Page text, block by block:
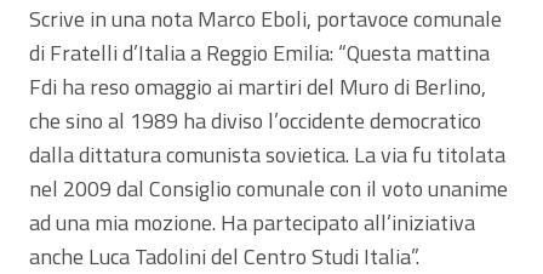
Scrive in una nota Marco Eboli, portavoce comunale
di Fratelli d’Italia a Reggio Emilia: “Questa mattina
Fdi ha reso omaggio ai martiri del Muro di Berlino,
che sino al 1989 ha diviso l’occidente democratico
dalla dittatura comunista sovietica. La via fu titolata
nel 2009 dal Consiglio comunale con il voto unanime
ad una mia mozione. Ha partecipato all’iniziativa
anche Luca Tadolini del Centro Studi Italia”.